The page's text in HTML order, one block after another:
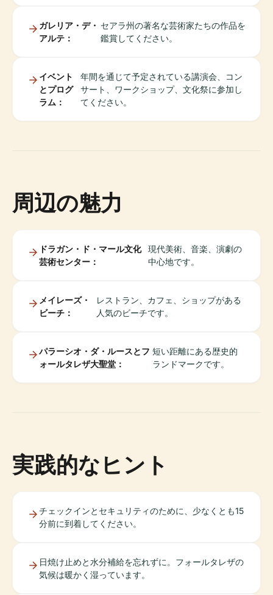
ガレリア・デ・
アルテ：
セアラ州の著名な芸術家たちの作品を
鑑賞してください。
イベント
とプログ
ラム：
年間を通じて予定されている講演会、コン
サート、ワークショップ、文化祭に参加し
てください。
周辺の魅力
ドラガン・ド・マール文化
芸術センター：
現代美術、音楽、演劇の
中心地です。
メイレーズ・
ビーチ：
レストラン、カフェ、ショップがある
人気のビーチです。
パラーシオ・ダ・ルースとフ
ォールタレザ大聖堂：
短い距離にある歴史的
ランドマークです。
実践的なヒント
チェックインとセキュリティのために、少なくとも15
分前に到着してください。
日焼け止めと水分補給を忘れずに。フォールタレザの
気候は暖かく湿っています。